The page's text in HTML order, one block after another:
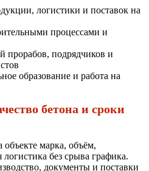
логистики и поставок на
процессами и
прорабов, подрядчиков и
образование и работа на
бетона и сроки
марка, объём,
без срыва графика.
документы и поставки